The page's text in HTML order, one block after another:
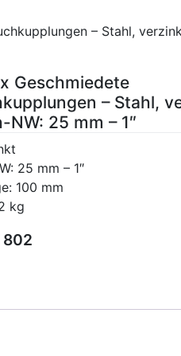
– Stahl,
Geschmiedete
– Stahl,
NW: 25 mm – 1″
25 mm – 1″
100 mm
kg
802